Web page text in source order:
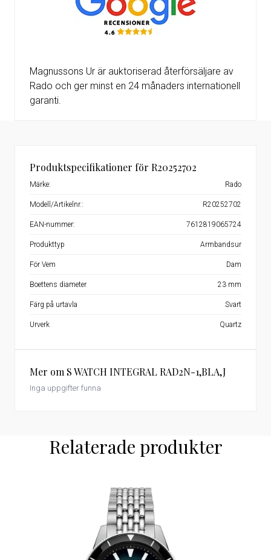
Magnussons Ur är auktoriserad återförsäljare av
Rado och ger minst en 24 månaders internationell
garanti.
Mer om S WATCH INTEGRAL RAD2N-1,BLA,J
Inga uppgifter funna
Produktspecifikationer för R20252702
Märke: Rado
Modell/Artikelnr.: R20252702
EAN-nummer: 7612819065724
Produkttyp Armbandsur
För Vem Dam
Boettens diameter 23 mm
Färg på urtavla Svart
Urverk Quartz
Relaterade produkter